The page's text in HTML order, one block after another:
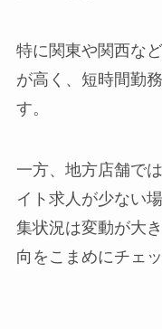
特に関東や関西な
が高く、短時間勤
す。
一方、地方店舗で
イト求人が少ない
集状況は変動が大
向をこまめにチェ